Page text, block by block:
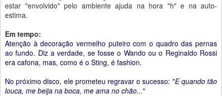
estar "envolvido" pelo ambiente ajuda na hora "h" e na auto-
estima.
Em tempo:
Atenção à decoração vermelho puteiro com o quadro das pernas
ao fundo. Diz a verdade, se fosse o Wando ou o Reginaldo Rossi
era cafona, mas, como é o Sting, é fashion.
No próximo disco, ele prometeu regravar o sucesso: "E quando tão
louca, me beija na boca, me ama no chão..."